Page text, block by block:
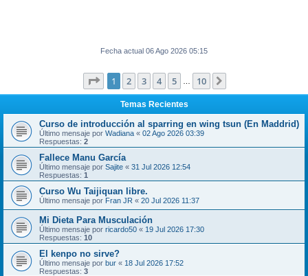
Fecha actual 06 Ago 2026 05:15
Página de 10
1 2 3 4 5 10
Temas Recientes
Curso de introducción al sparring en wing tsun (En Maddrid)
Último mensaje por Wadiana « 02 Ago 2026 03:39
Respuestas: 2
Fallece Manu García
Último mensaje por Sajite « 31 Jul 2026 12:54
Respuestas: 1
Curso Wu Taijiquan libre.
Último mensaje por Fran JR « 20 Jul 2026 11:37
Mi Dieta Para Musculación
Último mensaje por ricardo50 « 19 Jul 2026 17:30
Respuestas: 10
El kenpo no sirve?
Último mensaje por bur « 18 Jul 2026 17:52
Respuestas: 3